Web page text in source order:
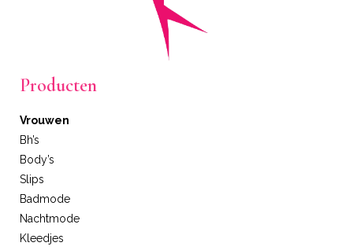
Producten
Vrouwen
Bh’s
Body’s
Slips
Badmode
Nachtmode
Kleedjes